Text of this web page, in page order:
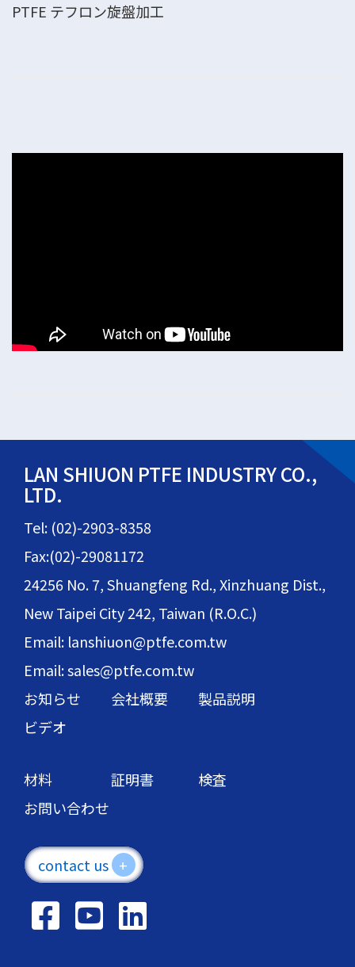
PTFE テフロン旋盤加工
LAN SHIUON PTFE INDUSTRY CO.,
LTD.
Tel: (02)-2903-8358
Fax:(02)-29081172
24256 No. 7, Shuangfeng Rd., Xinzhuang Dist.,
New Taipei City 242, Taiwan (R.O.C.)
Email: lanshiuon@ptfe.com.tw
Email: sales@ptfe.com.tw
お知らせ
会社概要
製品説明
ビデオ
材料 証明書
検査
お問い合わせ
contact us +